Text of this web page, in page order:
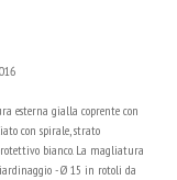
esterna gialla coprente con
con spirale, strato
bianco. La magliatura
- Ø 15 in rotoli da